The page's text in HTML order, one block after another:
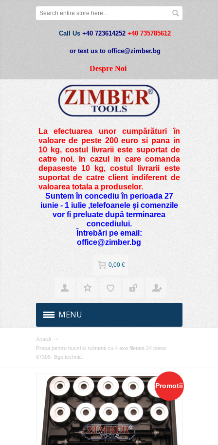
Call Us +40 723614252 +40 735785612
or text us to office@zimber.bg
Despre Noi
La efectuarea unor cumpărături în
valoare de peste200 euro si pana in
10 kg, costul livrarii este suportat de
catre noi. In cazul in care comanda
depaseste 10 kg, costul livrarii este
suportat de catre client indiferent de
valoarea totala a produselor.
Suntem în concediu în perioada 27
iunie - 1 iulie ,telefoanele și comenzile
vor fi preluate după terminarea
concediului.
Întrebări pe email:
office@zimber.bg
0,00 €
MENU
Acasă
Presa pentru bucsi si rulmenti cu 4 axe filetate 24 piese.
67305- Bgs technic.
Promotii